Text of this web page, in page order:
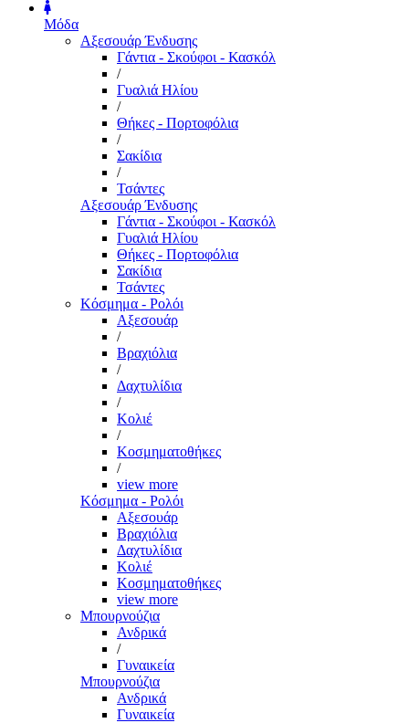
Μόδα
Αξεσουάρ Ένδυσης
Γάντια - Σκούφοι - Κασκόλ
/
Γυαλιά Ηλίου
/
Θήκες - Πορτοφόλια
/
Σακίδια
/
Τσάντες
Αξεσουάρ Ένδυσης
Γάντια - Σκούφοι - Κασκόλ
Γυαλιά Ηλίου
Θήκες - Πορτοφόλια
Σακίδια
Τσάντες
Κόσμημα - Ρολόι
Αξεσουάρ
/
Βραχιόλια
/
Δαχτυλίδια
/
Κολιέ
/
Κοσμηματοθήκες
/
view more
Κόσμημα - Ρολόι
Αξεσουάρ
Βραχιόλια
Δαχτυλίδια
Κολιέ
Κοσμηματοθήκες
view more
Μπουρνούζια
Ανδρικά
/
Γυναικεία
Μπουρνούζια
Ανδρικά
Γυναικεία